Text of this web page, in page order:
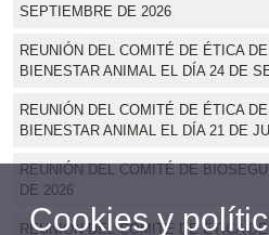
SEPTIEMBRE DE 2026
REUNIÓN DEL COMITÉ DE ÉTICA
BIENESTAR ANIMAL EL DÍA 24 DE
REUNIÓN DEL COMITÉ DE ÉTICA
BIENESTAR ANIMAL EL DÍA 21 DE
REUNIÓN DEL COMITÉ DE
DE 2026
REUNIÓN DEL COMITÉ DE ÉTICA
Cookies y